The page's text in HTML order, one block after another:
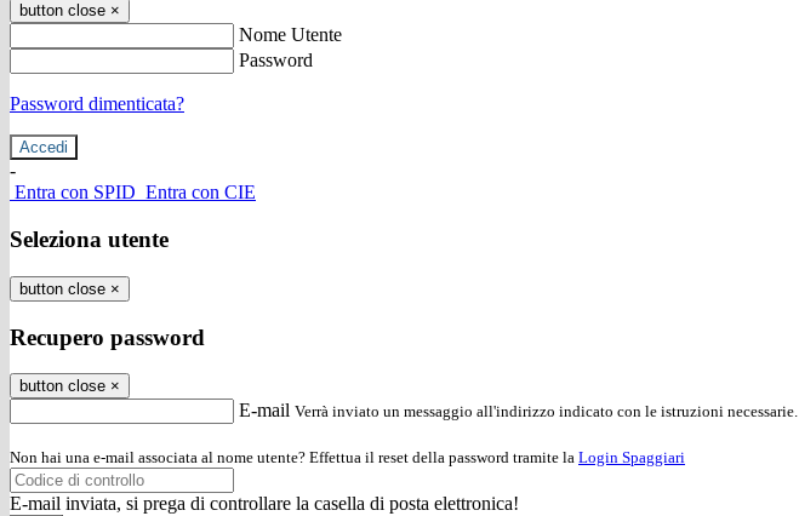
button close ×
Nome Utente
Password
Password dimenticata?
-
Entra con SPID Entra con CIE
Seleziona utente
button close ×
Recupero password
button close ×
E-mail Verrà inviato un messaggio all'indirizzo indicato con le istruzioni necessarie.
Non hai una e-mail associata al nome utente? Effettua il reset della password tramite la Login Spaggiari
E-mail inviata, si prega di controllare la casella di posta elettronica!